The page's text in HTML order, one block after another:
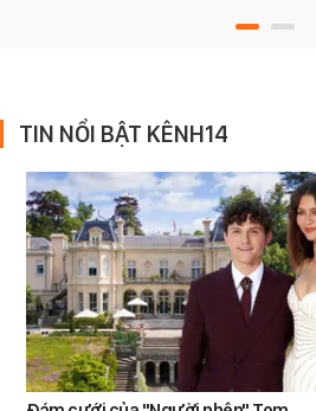
TIN NỔI BẬT KÊNH14